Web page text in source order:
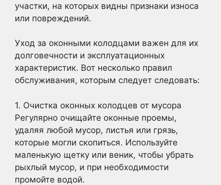
участки, на которых видны признаки износа
или повреждений.
Уход за оконными колодцами важен для их
долговечности и эксплуатационных
характеристик. Вот несколько правил
обслуживания, которым следует следовать:
1. Очистка оконных колодцев от мусора
Регулярно очищайте оконные проемы,
удаляя любой мусор, листья или грязь,
которые могли скопиться. Используйте
маленькую щетку или веник, чтобы убрать
рыхлый мусор, и при необходимости
промойте водой.